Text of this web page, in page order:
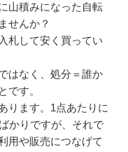
山積みになった自転
せんか？
札して安く買ってい
はなく、処分＝誰か
です。
ります。1点あたりに
かりですが、それで
用や販売につなげて